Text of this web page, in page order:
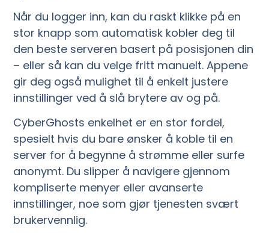
Når du logger inn, kan du raskt klikke på en
stor knapp som automatisk kobler deg til
den beste serveren basert på posisjonen din
– eller så kan du velge fritt manuelt. Appene
gir deg også mulighet til å enkelt justere
innstillinger ved å slå brytere av og på.
CyberGhosts enkelhet er en stor fordel,
spesielt hvis du bare ønsker å koble til en
server for å begynne å strømme eller surfe
anonymt. Du slipper å navigere gjennom
kompliserte menyer eller avanserte
innstillinger, noe som gjør tjenesten svært
brukervennlig.